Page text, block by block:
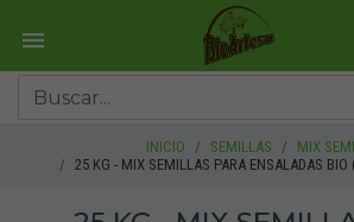
INICIO SEMILLAS
MIX
25 KG - MIX SEMILLAS PARA ENSALADAS BIO